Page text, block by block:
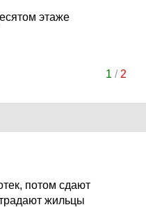
этаже
1 / 2
потом сдают
жильцы